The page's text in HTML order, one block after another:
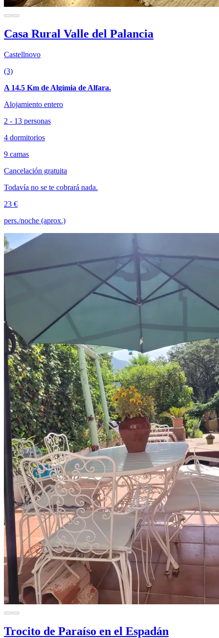
Casa Rural Valle del Palancia
Castellnovo
(3)
A 14.5 Km de Algímia de Alfara.
Alojamiento entero
2 - 13 personas
4 dormitorios
9 camas
Cancelación gratuita
Todavía no se te cobrará nada.
23 €
pers./noche (aprox.)
Trocito de Paraíso en el Espadán